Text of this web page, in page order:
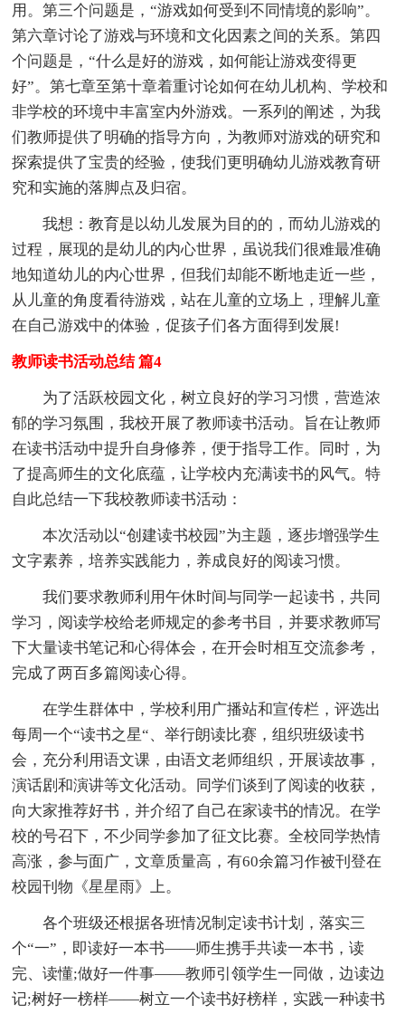
用。第三个问题是，“游戏如何受到不同情境的影响”。
第六章讨论了游戏与环境和文化因素之间的关系。第四
个问题是，“什么是好的游戏，如何能让游戏变得更
好”。第七章至第十章着重讨论如何在幼儿机构、学校和
非学校的环境中丰富室内外游戏。一系列的阐述，为我
们教师提供了明确的指导方向，为教师对游戏的研究和
探索提供了宝贵的经验，使我们更明确幼儿游戏教育研
究和实施的落脚点及归宿。
我想：教育是以幼儿发展为目的的，而幼儿游戏的
过程，展现的是幼儿的内心世界，虽说我们很难最准确
地知道幼儿的内心世界，但我们却能不断地走近一些，
从儿童的角度看待游戏，站在儿童的立场上，理解儿童
在自己游戏中的体验，促孩子们各方面得到发展!
教师读书活动总结 篇4
为了活跃校园文化，树立良好的学习习惯，营造浓
郁的学习氛围，我校开展了教师读书活动。旨在让教师
在读书活动中提升自身修养，便于指导工作。同时，为
了提高师生的文化底蕴，让学校内充满读书的风气。特
自此总结一下我校教师读书活动：
本次活动以“创建读书校园”为主题，逐步增强学生
文字素养，培养实践能力，养成良好的阅读习惯。
我们要求教师利用午休时间与同学一起读书，共同
学习，阅读学校给老师规定的参考书目，并要求教师写
下大量读书笔记和心得体会，在开会时相互交流参考，
完成了两百多篇阅读心得。
在学生群体中，学校利用广播站和宣传栏，评选出
每周一个“读书之星“、举行朗读比赛，组织班级读书
会，充分利用语文课，由语文老师组织，开展读故事，
演话剧和演讲等文化活动。同学们谈到了阅读的收获，
向大家推荐好书，并介绍了自己在家读书的情况。在学
校的号召下，不少同学参加了征文比赛。全校同学热情
高涨，参与面广，文章质量高，有60余篇习作被刊登在
校园刊物《星星雨》上。
各个班级还根据各班情况制定读书计划，落实三
个“一”，即读好一本书——师生携手共读一本书，读
完、读懂;做好一件事——教师引领学生一同做，边读边
记;树好一榜样——树立一个读书好榜样，实践一种读书